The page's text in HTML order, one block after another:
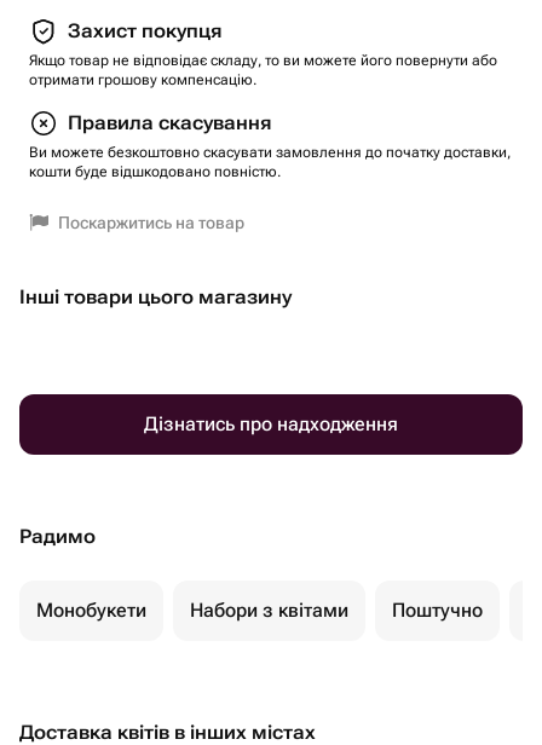
Захист покупця
Якщо товар не відповідає складу, то ви можете його повернути або
отримати грошову компенсацію.
Правила скасування
Ви можете безкоштовно скасувати замовлення до початку доставки,
кошти буде відшкодовано повністю.
Поскаржитись на товар
Інші товари цього магазину
Дізнатись про надходження
Радимо
Монобукети Набори з квітами Поштучно
Доставка квітів в інших містах